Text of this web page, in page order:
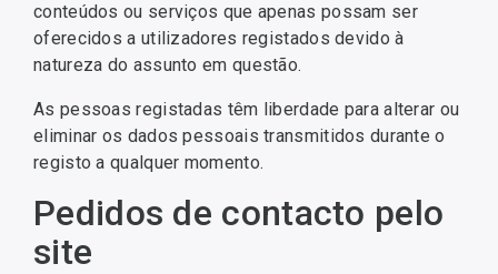
conteúdos ou serviços que apenas possam ser
oferecidos a utilizadores registados devido à
natureza do assunto em questão.
As pessoas registadas têm liberdade para alterar ou
eliminar os dados pessoais transmitidos durante o
registo a qualquer momento.
Pedidos de contacto pelo
site